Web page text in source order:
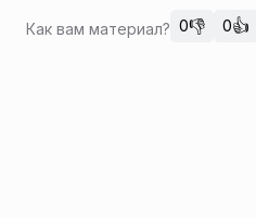
Как вам материал? 0👎 0👍